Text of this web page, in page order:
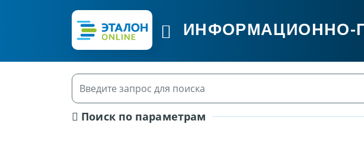
ИНФОРМАЦИОННО-
Поиск по параметрам